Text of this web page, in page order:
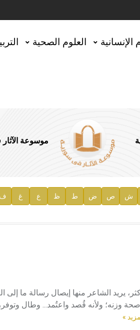
الإنسانية العلوم الصحية
موسوعة
ش ص ض ط ظ ع غ ف
يريد الشاعر منها إيصال رسالة ما إلى
وزنه؛ ولأنه قُصد واعتُمد... وطال
»